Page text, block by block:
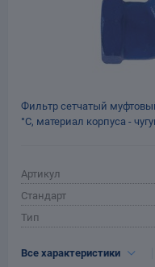
Фильтр сетчатый
°С, материал корпуса -
Артикул
Стандарт
Тип
DN, мм
Все характеристики